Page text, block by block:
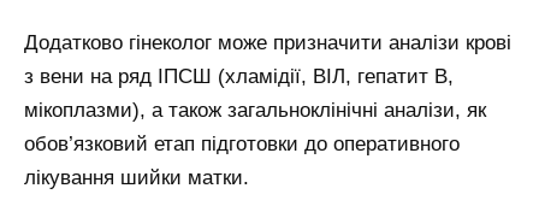
Додатково гінеколог може призначити аналізи крові
з вени на ряд ІПСШ (хламідії, ВІЛ, гепатит В,
мікоплазми), а також загальноклінічні аналізи, як
обов’язковий етап підготовки до оперативного
лікування шийки матки.